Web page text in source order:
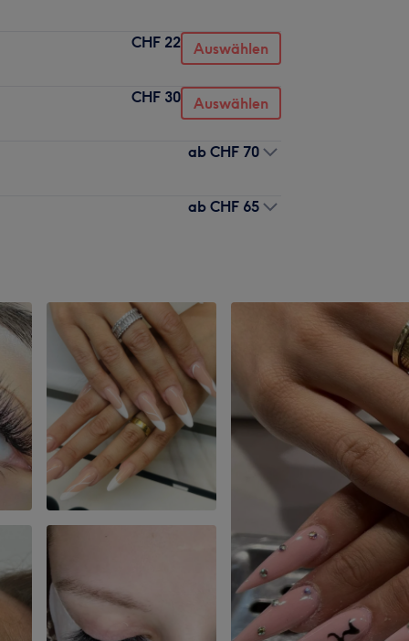
CHF 22 Auswählen
CHF 30 Auswählen
ab CHF 70
ab CHF 65